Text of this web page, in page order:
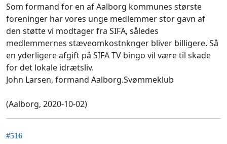
Som formand for en af Aalborg kommunes største
foreninger har vores unge medlemmer stor gavn af
den støtte vi modtager fra SIFA, således
medlemmernes stæveomkostnknger bliver billigere. Så
en yderligere afgift på SIFA TV bingo vil være til skade
for det lokale idrætsliv.
John Larsen, formand Aalborg.Svømmeklub
(Aalborg, 2020-10-02)
#516